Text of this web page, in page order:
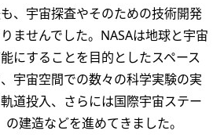
、宇宙探査やそのための技術開発
ませんでした。NASAは地球と宇宙
にすることを目的としたスペース
宇宙空間での数々の科学実験の実
道投入、さらには国際宇宙ステー
建造などを進めてきました。